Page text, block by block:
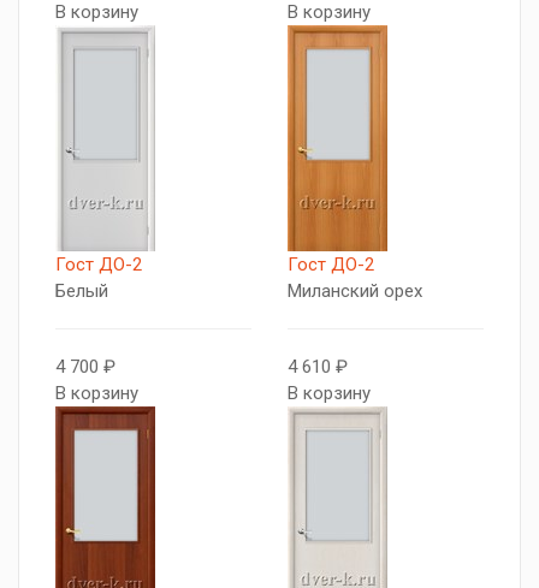
В корзину
В корзину
Гост ДО-2
Белый
4 700 ₽
В корзину
Гост ДО-2
Миланский орех
4 610 ₽
В корзину